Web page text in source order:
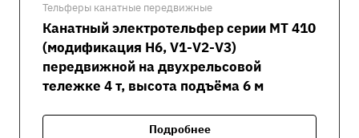
Тельферы канатные передвижные
Канатный электротельфер серии MT 410
(модификация H6, V1-V2-V3)
передвижной на двухрельсовой
тележке 4 т, высота подъёма 6 м
Подробнее